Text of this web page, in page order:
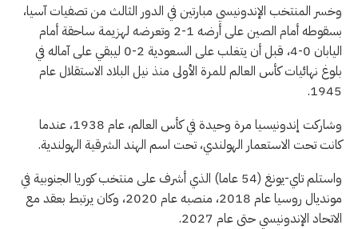
وخسر المنتخب الإندونيسي مبارتين في الدور الثالث من تصفيات آسيا،
بسقوطه أمام الصين على أرضه 1-2 وتعرضه لهزيمة ساحقة أمام
اليابان 0-4، قبل أن يتغلب على السعودية 2-0 ليبقي على آماله في
بلوغ نهائيات كأس العالم للمرة الأولى منذ نيل البلاد الاستقلال عام
1945.
وشاركت إندونيسيا مرة وحيدة في كأس العالم، عام 1938، عندما
كانت تحت الاستعمار الهولندي، تحت اسم الهند الشرقية الهولندية.
واستلم تاي-يونغ (54 عاما) الذي أشرف على منتخب كوريا الجنوبية في
مونديال روسيا عام 2018، منصبه عام 2020، وكان يرتبط بعقد مع
الاتحاد الإندونيسي حتى عام 2027.